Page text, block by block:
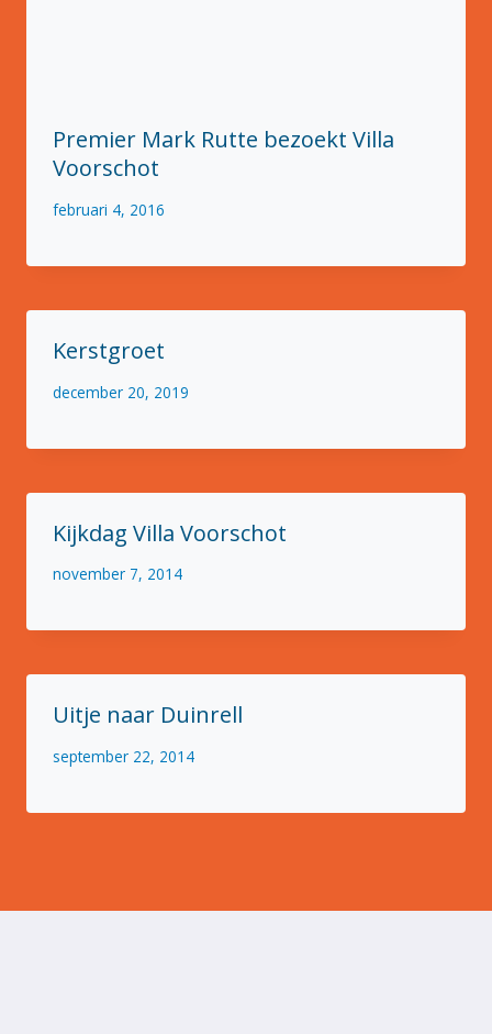
Premier Mark Rutte bezoekt Villa
Voorschot
februari 4, 2016
Kerstgroet
december 20, 2019
Kijkdag Villa Voorschot
november 7, 2014
Uitje naar Duinrell
september 22, 2014